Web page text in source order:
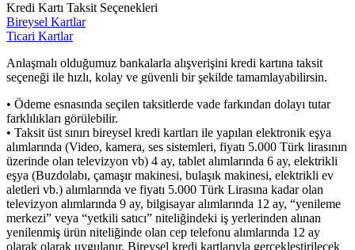
Kredi Kartı Taksit Seçenekleri
Bireysel Kartlar
Ticari Kartlar
Anlaşmalı olduğumuz bankalarla alışverişini kredi kartına taksit
seçeneği ile hızlı, kolay ve güvenli bir şekilde tamamlayabilirsin.
• Ödeme esnasında seçilen taksitlerde vade farkından dolayı tutar
farklılıkları görülebilir.
• Taksit üst sınırı bireysel kredi kartları ile yapılan elektronik eşya
alımlarında (Video, kamera, ses sistemleri, fiyatı 5.000 Türk lirasının
üzerinde olan televizyon vb) 4 ay, tablet alımlarında 6 ay, elektrikli
eşya (Buzdolabı, çamaşır makinesi, bulaşık makinesi, elektrikli ev
aletleri vb.) alımlarında ve fiyatı 5.000 Türk Lirasına kadar olan
televizyon alımlarında 9 ay, bilgisayar alımlarında 12 ay, “yenileme
merkezi” veya “yetkili satıcı” niteliğindeki iş yerlerinden alınan
yenilenmiş ürün niteliğinde olan cep telefonu alımlarında 12 ay
olarak olarak uygulanır. Bireysel kredi kartlarıyla gerçekleştirilecek